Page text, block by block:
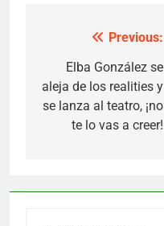
navigation
Previous:
Elba González se
aleja de los realities y
se lanza al teatro, ¡no
te lo vas a creer!